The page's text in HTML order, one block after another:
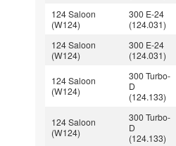
124 Saloon
(W124)
300 E-24
(124.031)
124 Saloon
(W124)
300 E-24
(124.031)
124 Saloon
(W124)
300 Turbo-
D
(124.133)
124 Saloon
(W124)
300 Turbo-
D
(124.133)